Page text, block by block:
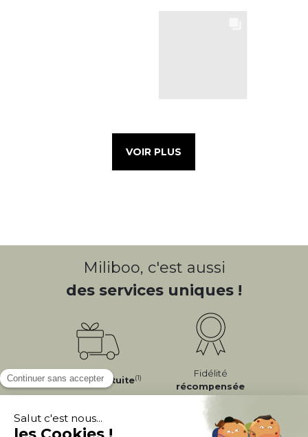
VOIR PLUS
Miliboo, c'est aussi
des services uniques !
LivraisonGratuite(1)
Fidélité
récompensée